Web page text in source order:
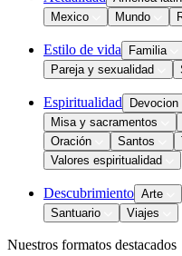
Mexico
Mundo
Estilo de vida Familia
Pareja y sexualidad
Espiritualidad Devocion
Misa y sacramentos
Oración
Santos
Valores espiritualidad
Descubrimiento Arte
Santuario
Viajes
Nuestros formatos destacados